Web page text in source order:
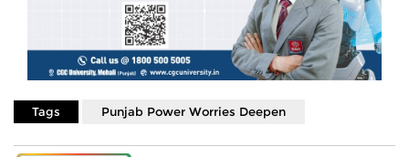
Tags Punjab Power Worries Deepen